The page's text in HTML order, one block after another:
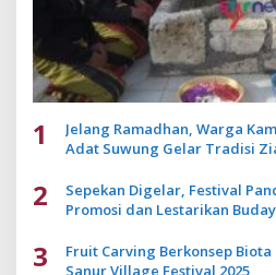
1
Jelang Ramadhan, Warga
Adat Suwung Gelar Tradisi
2
Sepekan Digelar, Festival
Promosi dan Lestarikan
3
Fruit Carving Berkonsep
Sanur Village Festival 2025